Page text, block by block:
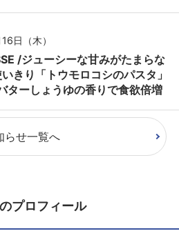
日（木）
/ジューシーな甘みがたまらな
きり「トウモロコシのパスタ」
ターしょうゆの香りで食欲倍増
らせ一覧へ
プロフィール